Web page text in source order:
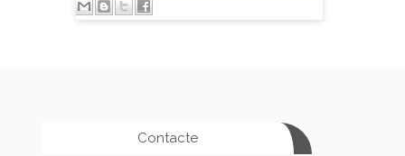
Contacte